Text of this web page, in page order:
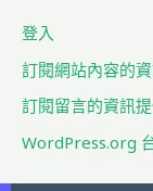
登入
訂閱網站內容的
訂閱留言的資訊
WordPress.org